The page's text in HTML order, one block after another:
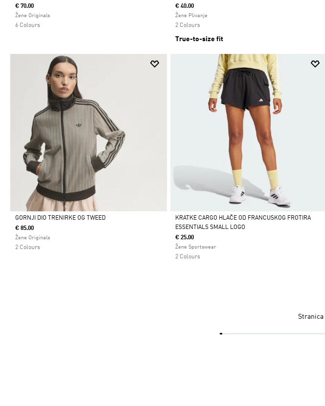
Da
€ 70.00
Žene Originals
6 Colours
Da
€ 40.00
Žene Plivanje
2 Colours
True-to-size fit
Da
GORNJI DIO TRENIRKE OG TWEED
€ 85.00
Žene Originals
2 Colours
Da
KRATKE CARGO HLAČE OD FRANCUSKOG FROTIRA
ESSENTIALS SMALL LOGO
€ 25.00
Žene Sportswear
2 Colours
Stranica